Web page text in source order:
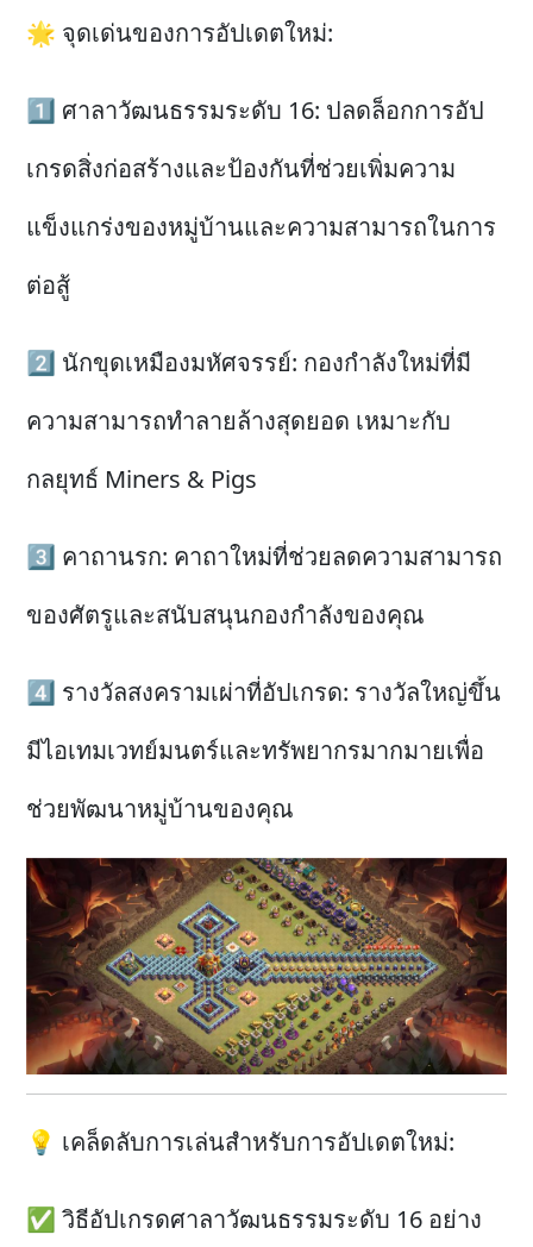
🌟 จุดเด่นของการอัปเดตใหม่:
1️⃣ ศาลาวัฒนธรรมระดับ 16: ปลดล็อกการอัป
เกรดสิ่งก่อสร้างและป้องกันที่ช่วยเพิ่มความ
แข็งแกร่งของหมู่บ้านและความสามารถในการ
ต่อสู้
2️⃣ นักขุดเหมืองมหัศจรรย์: กองกำลังใหม่ที่มี
ความสามารถทำลายล้างสุดยอด เหมาะกับ
กลยุทธ์ Miners & Pigs
3️⃣ คาถานรก: คาถาใหม่ที่ช่วยลดความสามารถ
ของศัตรูและสนับสนุนกองกำลังของคุณ
4️⃣ รางวัลสงครามเผ่าที่อัปเกรด: รางวัลใหญ่ขึ้น
มีไอเทมเวทย์มนตร์และทรัพยากรมากมายเพื่อ
ช่วยพัฒนาหมู่บ้านของคุณ
💡 เคล็ดลับการเล่นสำหรับการอัปเดตใหม่:
✅ วิธีอัปเกรดศาลาวัฒนธรรมระดับ 16 อย่าง